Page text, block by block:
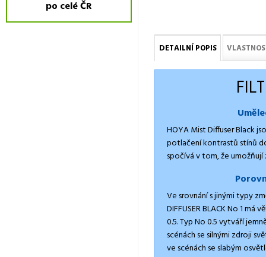
DETAILNÍ POPIS
HOYA Mist Diffuser Black
potlačení kontrastů stínů
spočívá v tom, že
Ve srovnání s jinými typy
DIFFUSER BLACK No 1
0.5. Typ No 0.5 vytváří
scénách se silnými zdroji
ve scénách se slabým
po celé ČR